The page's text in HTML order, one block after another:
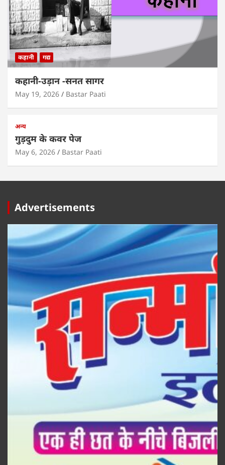
कहानी गद्य
कहानी-उड़ान -सनत सागर
May 19, 2026 Bastar Paati
अन्य
गुड़दुम के कवर पेज
May 6, 2026 Bastar Paati
Advertisements